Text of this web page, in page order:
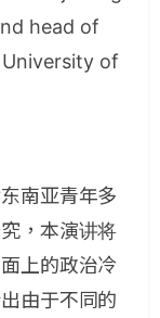
head of
of
南亚青年多
，本演讲将
上的政治冷
由于不同的